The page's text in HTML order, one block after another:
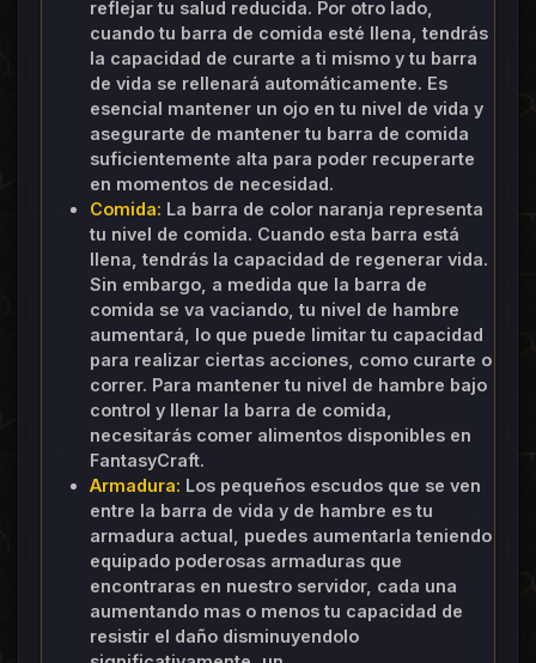
reflejar tu salud reducida. Por otro lado,
cuando tu barra de comida esté llena, tendrás
la capacidad de curarte a ti mismo y tu barra
de vida se rellenará automáticamente. Es
esencial mantener un ojo en tu nivel de vida y
asegurarte de mantener tu barra de comida
suficientemente alta para poder recuperarte
en momentos de necesidad.
Comida: La barra de color naranja representa
tu nivel de comida. Cuando esta barra está
llena, tendrás la capacidad de regenerar vida.
Sin embargo, a medida que la barra de
comida se va vaciando, tu nivel de hambre
aumentará, lo que puede limitar tu capacidad
para realizar ciertas acciones, como curarte o
correr. Para mantener tu nivel de hambre bajo
control y llenar la barra de comida,
necesitarás comer alimentos disponibles en
FantasyCraft.
Armadura: Los pequeños escudos que se ven
entre la barra de vida y de hambre es tu
armadura actual, puedes aumentarla teniendo
equipado poderosas armaduras que
encontraras en nuestro servidor, cada una
aumentando mas o menos tu capacidad de
resistir el daño disminuyendolo